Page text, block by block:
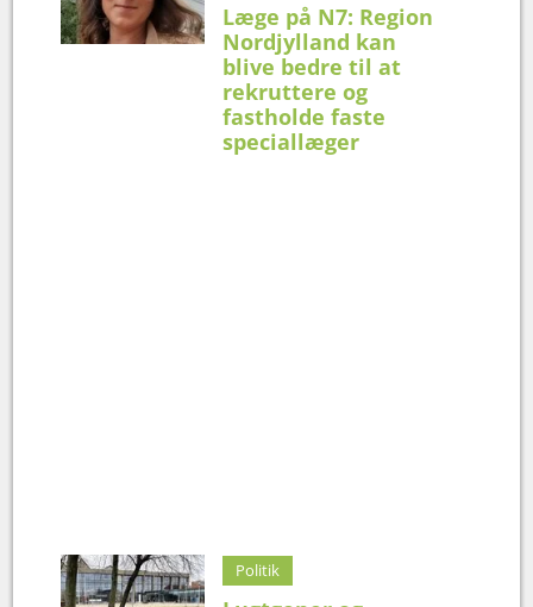
Læge på N7: Region
Nordjylland kan
blive bedre til at
rekruttere og
fastholde faste
speciallæger
Politik